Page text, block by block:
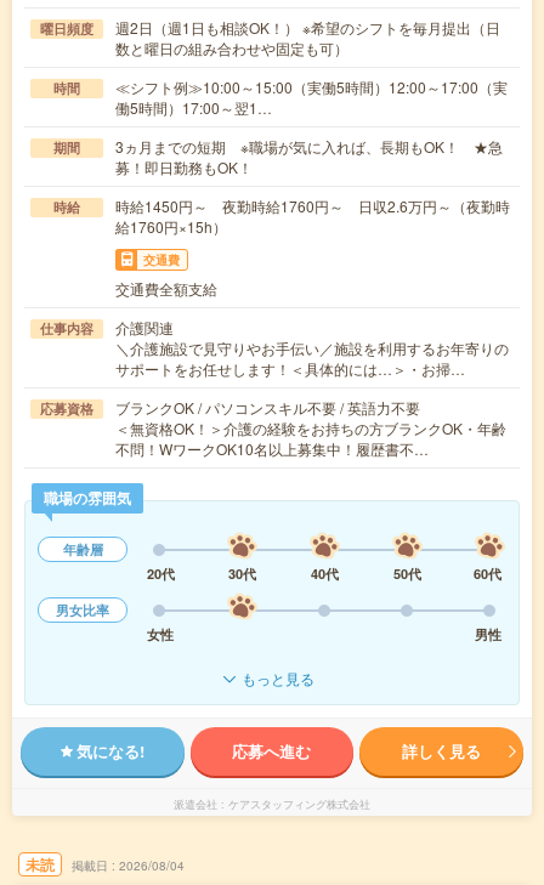
曜日頻度
週2日（週1日も相談OK！） ※希望のシフトを毎月提出（日
数と曜日の組み合わせや固定も可）
時間
≪シフト例≫10:00～15:00（実働5時間）12:00～17:00（実
働5時間）17:00～翌1…
期間
3ヵ月までの短期 ※職場が気に入れば、長期もOK！ ★急
募！即日勤務もOK！
時給
時給1450円～ 夜勤時給1760円～ 日収2.6万円～（夜勤時
給1760円×15h）
交通費
交通費全額支給
仕事内容
介護関連
＼介護施設で見守りやお手伝い／施設を利用するお年寄りの
サポートをお任せします！＜具体的には…＞・お掃…
応募資格
ブランクOK / パソコンスキル不要 / 英語力不要
＜無資格OK！＞介護の経験をお持ちの方ブランクOK・年齢
不問！WワークOK10名以上募集中！履歴書不…
職場の雰囲気
年齢層
20代
30代 40代 50代
60代
男女比率
女性
男性
もっと見る
気になる! 応募へ進む 詳しく見る
派遣会社 ケアスタッフィング株式会社
未読 掲載日 2026/08/04